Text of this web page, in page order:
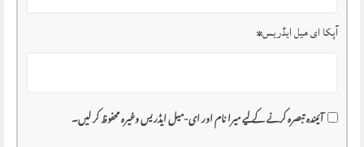
آپکا ای میل ایڈریس*
آئیندہ تبصرہ کرنے کے لیے میرا نام اور ای-میل ایڈریس وغیرہ محفوظ کر لیں۔